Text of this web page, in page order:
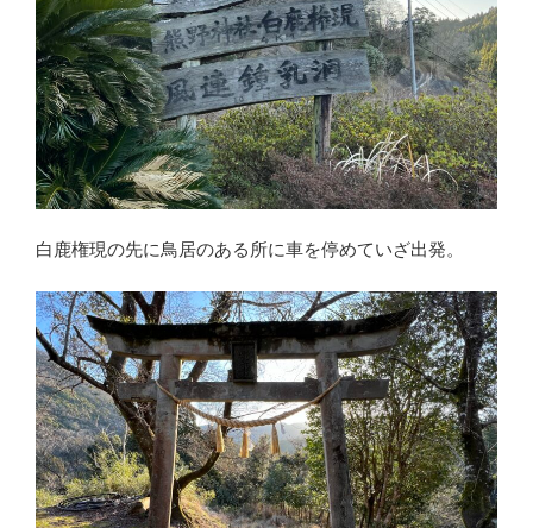
白鹿権現の先に鳥居のある所に車を停めていざ出発。